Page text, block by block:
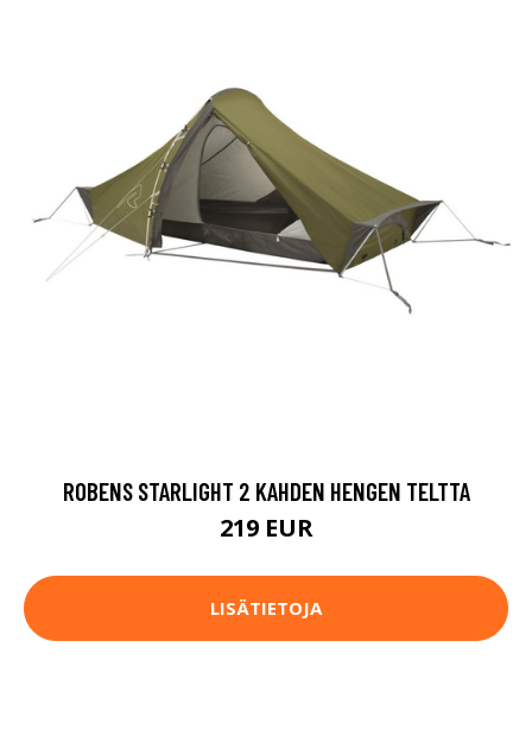
ROBENS STARLIGHT 2 KAHDEN HENGEN TELTTA
219 EUR
LISÄTIETOJA